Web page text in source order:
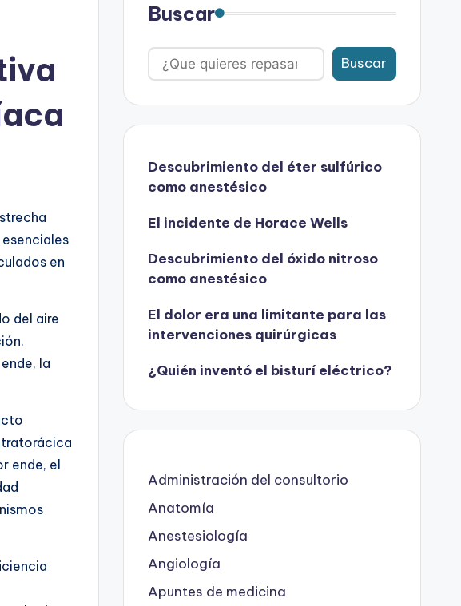
esenciales
en
del aire
la
ende, el
Buscar
Buscar
Descubrimiento del éter sulfúrico
como anestésico
El incidente de Horace Wells
Descubrimiento del óxido nitroso
como anestésico
El dolor era una limitante para las
intervenciones quirúrgicas
¿Quién inventó el bisturí eléctrico?
Administración del consultorio
Anatomía
Anestesiología
Angiología
Apuntes de medicina